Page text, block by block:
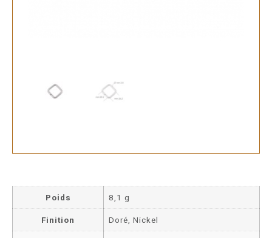
Poids 8,1 g
Finition Doré, Nickel